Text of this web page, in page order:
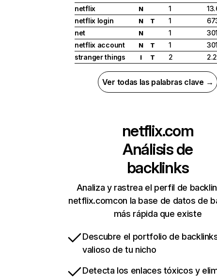
netflix
N 1
netflix login
N T 1
net
N 1
netflix account
N T 1
stranger things
I T 2
Ver todas las palabras clave →
netflix.com
Análisis de
backlinks
Analiza y rastrea el perfil de
netflix.comcon la base de datos de
más rápida que existe
Descubre el portfolio de
valioso de tu nicho
Detecta los enlaces tóxicos y